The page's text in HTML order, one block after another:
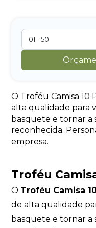
O Troféu Camisa 10
alta qualidade para
basquete e tornar a
reconhecida.
empresa.
Troféu
O Troféu Camisa
de alta qualidade
basquete e tornar a